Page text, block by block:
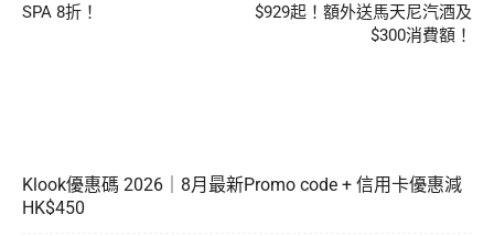
SPA 8折！
$929起！額外送馬天尼汽酒及
$300消費額！
Klook優惠碼 2026｜8月最新Promo code + 信用卡優惠減
HK$450